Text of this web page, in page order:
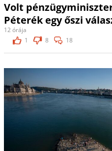
Volt
Péterék egy őszi
12 órája
1
8 18